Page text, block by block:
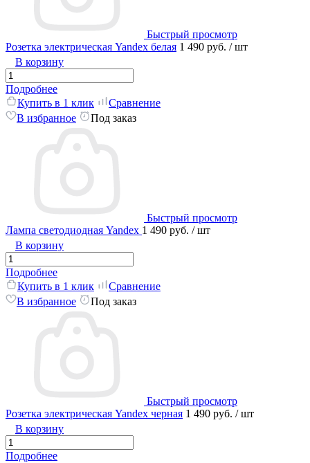
Быстрый просмотр
Розетка электрическая Yandex белая 1 490 руб. / шт
В корзину
Подробнее
Купить в 1 клик
Сравнение
В избранное
Под заказ
Быстрый просмотр
Лампа светодиодная Yandex 1 490 руб. / шт
В корзину
Подробнее
Купить в 1 клик
Сравнение
В избранное
Под заказ
Быстрый просмотр
Розетка электрическая Yandex черная 1 490 руб. / шт
В корзину
Подробнее